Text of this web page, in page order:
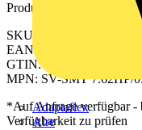
Adaptaflex
Alre
Produktkennzeichen
SKU: 2529850000
EAN: 04050118540055
GTIN: 04050118540055
MPN: SV-SMT 7.62HP/
*Auf Anfrage verfügbar -
Verfügbarkeit zu prüfen